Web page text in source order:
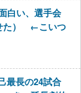
白い、選手会
た） ←こいつ
最長の24試合